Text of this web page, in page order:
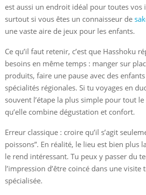
est aussi un endroit idéal pour toutes vos
surtout si vous êtes un connaisseur de
une vaste aire de jeux pour les enfants.
Ce qu’il faut retenir, c’est que Hasshoku
besoins en même temps : manger sur
produits, faire une pause avec des
spécialités régionales. Si tu voyages en
souvent l’étape la plus simple pour tout
qu’elle combine dégustation et confort.
Erreur classique : croire qu’il s’agit
poissons”. En réalité, le lieu est bien plus
le rend intéressant. Tu peux y passer du
l’impression d’être coincé dans une
spécialisée.